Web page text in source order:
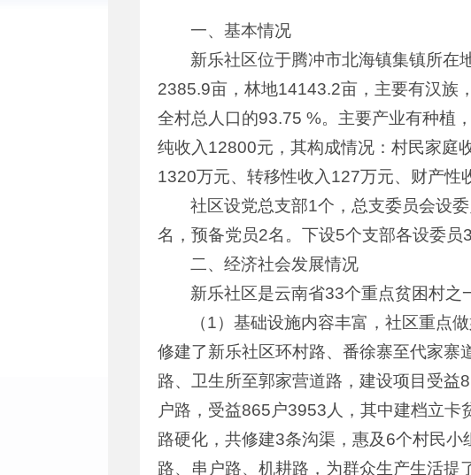
一、基本情况
新乐社区位于腾冲市北海镇集镇所在
2385.9亩，林地14143.2亩，主要有汉族
全村总人口的93.75 %。主要产业有种植
纯收入12800元，其构成情况：村民家庭
1320万元、转移性收入127万元、财产性
社区设党总支部1个，总支委员会设
名，预备党员2名。下设5个支部各设委员
二、经济社会发展情况
新乐社区是云南省33个重点贫困村之
（1）基础设施内容丰富，社区重点
修建了新乐社区环村路、番徐寨至代家寨
路、卫生所至郭家营道路，建设项目受
户路，受益865户3953人，其中建档立
路硬化，共修建3条沟渠，惠及6个村民
路、串户路、机耕路，为群众生产生活提